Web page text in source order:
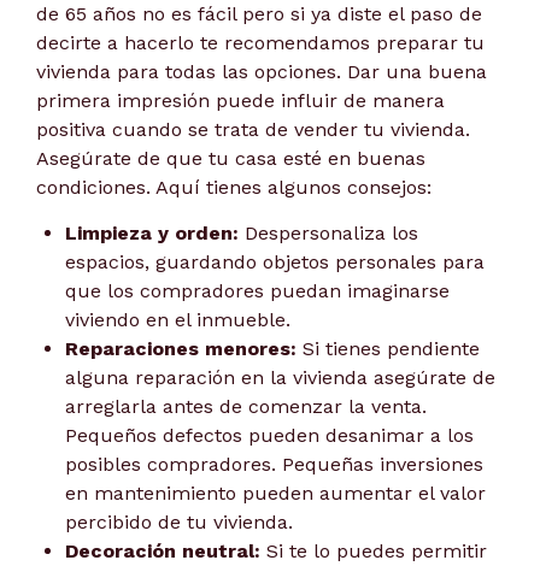
de 65 años no es fácil pero si ya diste el paso de
decirte a hacerlo te recomendamos preparar tu
vivienda para todas las opciones. Dar una buena
primera impresión puede influir de manera
positiva cuando se trata de vender tu vivienda.
Asegúrate de que tu casa esté en buenas
condiciones. Aquí tienes algunos consejos:
Limpieza y orden: Despersonaliza los
espacios, guardando objetos personales para
que los compradores puedan imaginarse
viviendo en el inmueble.
Reparaciones menores: Si tienes pendiente
alguna reparación en la vivienda asegúrate de
arreglarla antes de comenzar la venta.
Pequeños defectos pueden desanimar a los
posibles compradores. Pequeñas inversiones
en mantenimiento pueden aumentar el valor
percibido de tu vivienda.
Decoración neutral: Si te lo puedes permitir